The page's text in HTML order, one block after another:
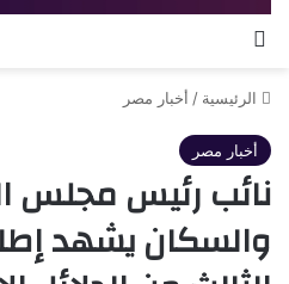
الرئيسية / أخبار مصر
أخبار مصر
نائب رئيس مجلس
والسكان يشهد